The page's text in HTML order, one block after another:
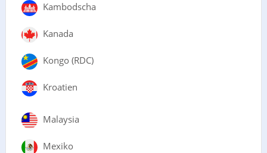
Kambodscha
Kanada
Kongo (RDC)
Kroatien
Malaysia
Mexiko